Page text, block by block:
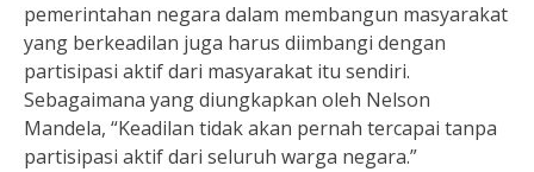
pemerintahan negara dalam membangun masyarakat
yang berkeadilan juga harus diimbangi dengan
partisipasi aktif dari masyarakat itu sendiri.
Sebagaimana yang diungkapkan oleh Nelson
Mandela, “Keadilan tidak akan pernah tercapai tanpa
partisipasi aktif dari seluruh warga negara.”